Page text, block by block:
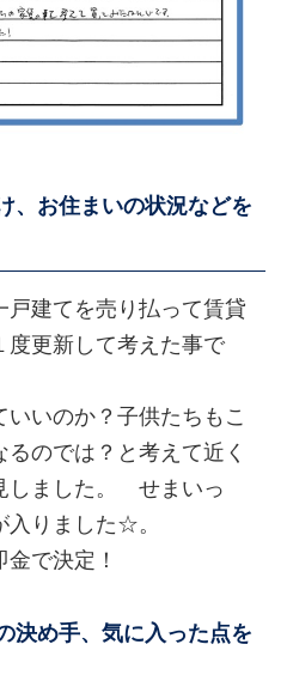
、お住まいの状況などを
戸建てを売り払って賃貸
度更新して考えた事で
いのか？子供たちもこ
のでは？と考えて近く
しました。 せまいっ
入りました☆。
で決定！
決め手、気に入った点を